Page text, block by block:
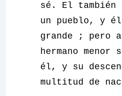
sé. El
un pueblo, y él
grande ; pero
hermano menor
él, y su
multitud de